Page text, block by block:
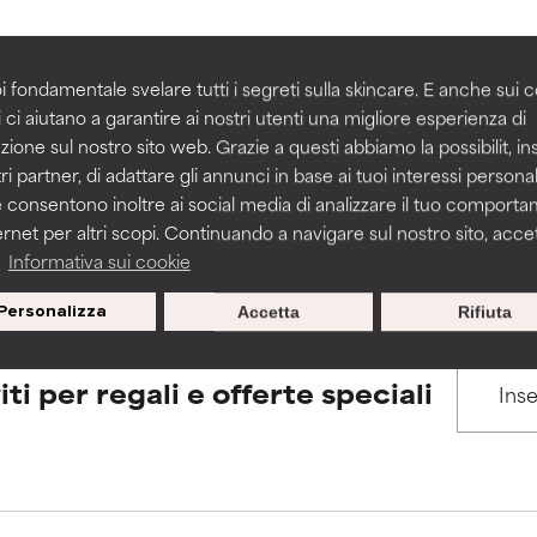
fondamentale svelare tutti i segreti sulla skincare. E anche sui
ci aiutano a garantire ai nostri utenti una migliore esperienza di
sul nostro sito web. Grazie a questi abbiamo la possibilit,
partner, di adattare gli annunci in base ai tuoi interessi
consentono inoltre ai social media di analizzare il tuo
per altri scopi. Continuando a navigare sul nostro sito,
Informativa sui cookie
Rifiuta
Accetta
BACK TO SEARCH
to assess ingredients in this dictionary. Regulations
irritante, ma può presentare problemi per come appare
problemi di altro tipo che ne limitano l'utilità.
Il rischio aumenta se combinato con altri ingredienti
infiammazioni, secchezza, ecc. Può offrire benefici solo in
che fa più male che bene.
irritante, ma può presentare problemi per come appare
problemi di altro tipo che ne limitano l'utilità.
Il rischio aumenta se combinato con altri ingredienti
infiammazioni, secchezza, ecc. Può offrire benefici solo in
che fa più male che bene.
per regali e offerte speciali